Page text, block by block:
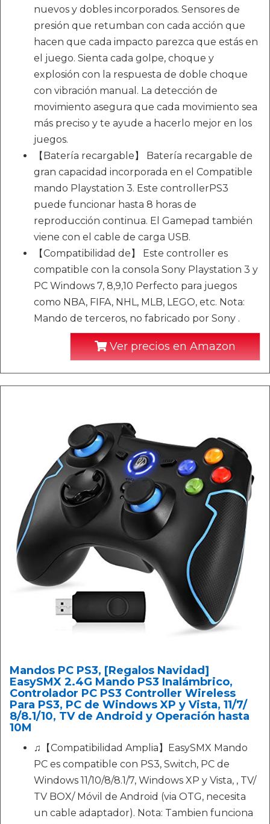
nuevos y dobles incorporados. Sensores de
presión que retumban con cada acción que
hacen que cada impacto parezca que estás en
el juego. Sienta cada golpe, choque y
explosión con la respuesta de doble choque
con vibración manual. La detección de
movimiento asegura que cada movimiento sea
más preciso y te ayude a hacerlo mejor en los
juegos.
【Batería recargable】 Batería recargable de
gran capacidad incorporada en el Compatible
mando Playstation 3. Este controllerPS3
puede funcionar hasta 8 horas de
reproducción continua. El Gamepad también
viene con el cable de carga USB.
【Compatibilidad de】 Este controller es
compatible con la consola Sony Playstation 3 y
PC Windows 7, 8,9,10 Perfecto para juegos
como NBA, FIFA, NHL, MLB, LEGO, etc. Nota:
Mando de terceros, no fabricado por Sony .
Ver precios en Amazon
Mandos PC PS3, [Regalos Navidad]
EasySMX 2.4G Mando PS3 Inalámbrico,
Controlador PC PS3 Controller Wireless
Para PS3, PC de Windows XP y Vista, 11/7/
8/8.1/10, TV de Android y Operación hasta
10M
♫【Compatibilidad Amplia】EasySMX Mando
PC es compatible con PS3, Switch, PC de
Windows 11/10/8/8.1/7, Windows XP y Vista, , TV/
TV BOX/ Móvil de Android (via OTG, necesita
un cable adaptador). Nota: Tambien funciona